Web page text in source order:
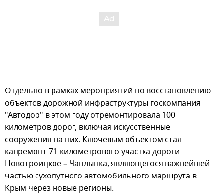
Отдельно в рамках мероприятий по восстановлению
объектов дорожной инфраструктуры госкомпания
"Автодор" в этом году отремонтировала 100
километров дорог, включая искусственные
сооружения на них. Ключевым объектом стал
капремонт 71-километрового участка дороги
Новотроицкое – Чаплынка, являющегося важнейшей
частью сухопутного автомобильного маршрута в
Крым через новые регионы.